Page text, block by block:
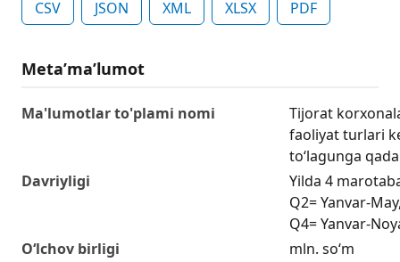
CSV JSON XML XLSX PDF
Metaʼmaʼlumot
Ma'lumotlar to'plami nomi
Tijorat
faoliyat turlari
to‘lagunga
Davriyligi
Yilda 4
Q2= Yanvar-
Q4= Yanvar-
O‘lchov birligi
mln. so‘m